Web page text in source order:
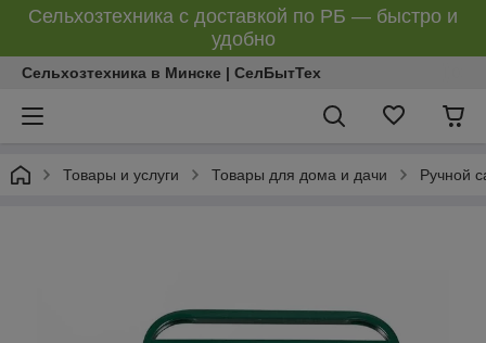
Сельхозтехника с доставкой по РБ — быстро и
удобно
Сельхозтехника в Минске | СелБытТех
Товары и услуги Товары для дома и дачи Ручной